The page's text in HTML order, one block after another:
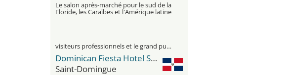
Le salon après-marché pour le sud de la
Floride, les Caraïbes et l'Amérique latine
visiteurs professionnels et le grand public
Dominican Fiesta Hotel Santo Domingo
Saint-Domingue